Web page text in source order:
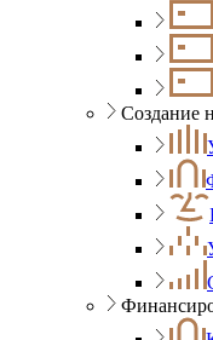
Создание